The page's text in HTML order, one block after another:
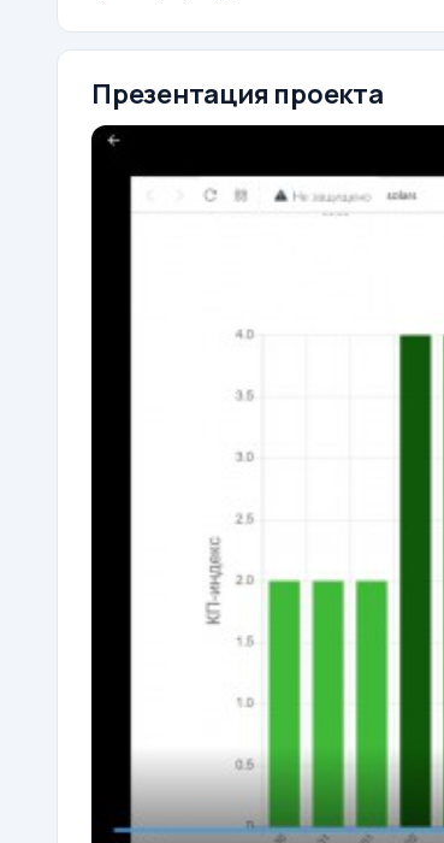
Презентация проекта